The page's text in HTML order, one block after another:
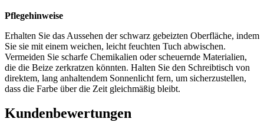
Pflegehinweise
Erhalten Sie das Aussehen der schwarz gebeizten Oberfläche, indem
Sie sie mit einem weichen, leicht feuchten Tuch abwischen.
Vermeiden Sie scharfe Chemikalien oder scheuernde Materialien,
die die Beize zerkratzen könnten. Halten Sie den Schreibtisch von
direktem, lang anhaltendem Sonnenlicht fern, um sicherzustellen,
dass die Farbe über die Zeit gleichmäßig bleibt.
Kundenbewertungen